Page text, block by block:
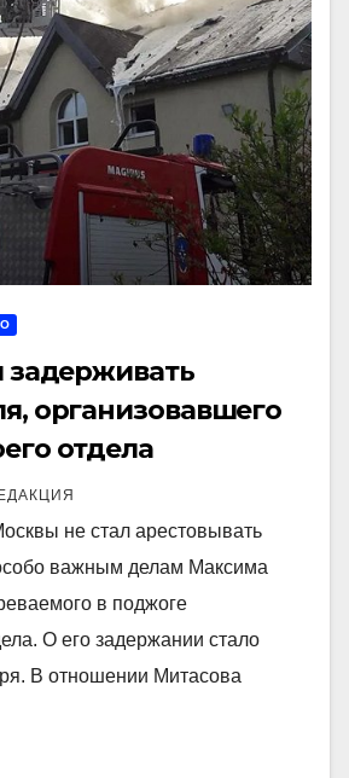
задерживать
организовавшего
отдела
не стал арестовывать
важным делам Максима
в поджоге
О его задержании стало
В отношении Митасова